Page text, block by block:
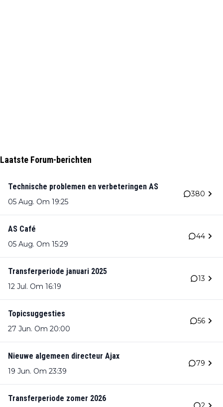
Laatste Forum-berichten
Technische problemen en verbeteringen AS
05 Aug. Om 19:25
380
AS Café
05 Aug. Om 15:29
44
Transferperiode januari 2025
12 Jul. Om 16:19
13
Topicsuggesties
27 Jun. Om 20:00
56
Nieuwe algemeen directeur Ajax
19 Jun. Om 23:39
79
Transferperiode zomer 2026